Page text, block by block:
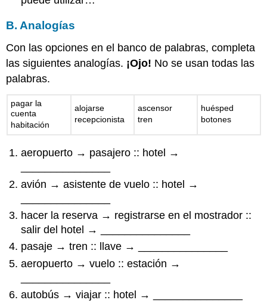
B. Analogías
Con las opciones en el banco de palabras, completa
las siguientes analogías. ¡Ojo! No se usan todas las
palabras.
pagar la
cuenta
habitación
alojarse
recepcionista
ascensor
tren
huésped
botones
aeropuerto → pasajero :: hotel →
avión → asistente de vuelo :: hotel →
hacer la reserva → registrarse en el mostrador ::
salir del hotel → _______________
pasaje → tren :: llave → _______________
aeropuerto → vuelo :: estación →
autobús → viajar :: hotel → _______________